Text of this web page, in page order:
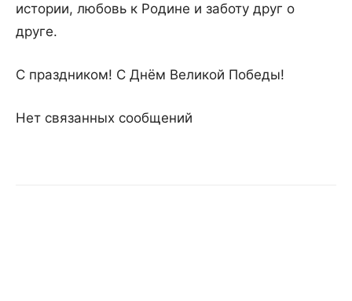
истории, любовь к Родине и заботу друг о
друге.
С праздником! С Днём Великой Победы!
Нет связанных сообщений